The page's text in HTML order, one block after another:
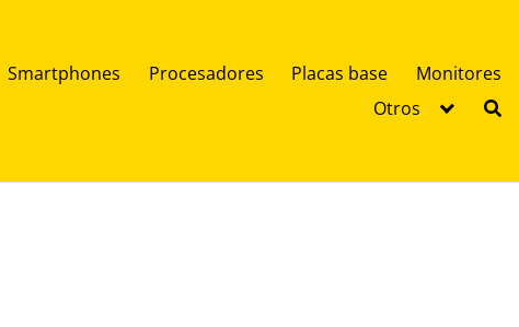
Smartphones Procesadores Placas base
Monitores
Otros